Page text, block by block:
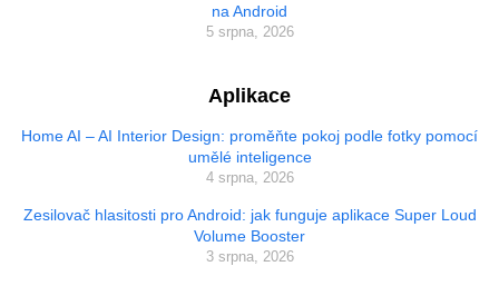
na Android
5 srpna, 2026
Aplikace
Home AI – AI Interior Design: proměňte pokoj podle fotky pomocí
umělé inteligence
4 srpna, 2026
Zesilovač hlasitosti pro Android: jak funguje aplikace Super Loud
Volume Booster
3 srpna, 2026